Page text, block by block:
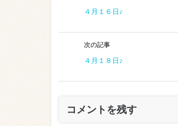
４月１６日♪
次の記事
４月１８日♪
コメントを残す